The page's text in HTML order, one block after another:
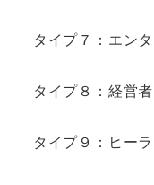
タイプ７：エン
タイプ８：経営
タイプ９：ヒー